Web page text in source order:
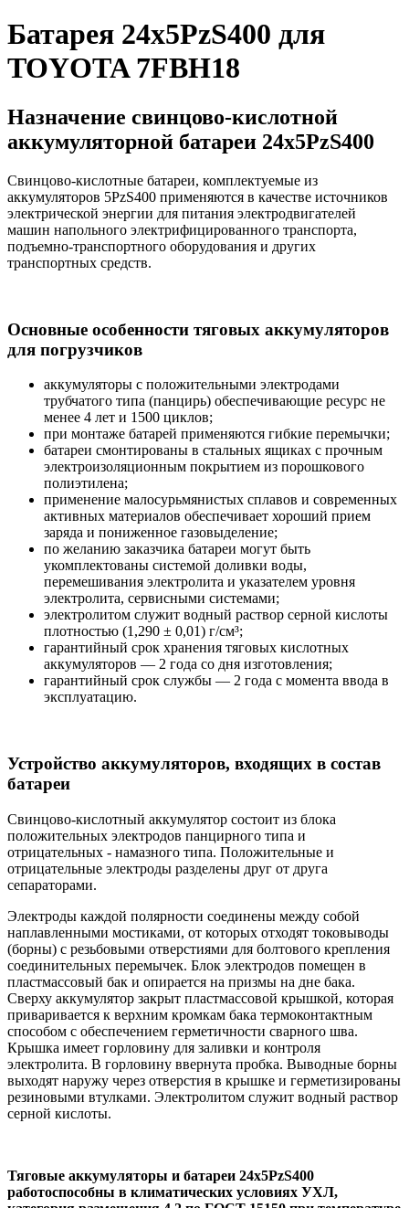
Батарея 24х5PzS400 для
TOYOTA 7FBH18
Назначение свинцово-кислотной
аккумуляторной батареи 24х5PzS400
Свинцово-кислотные батареи, комплектуемые из
аккумуляторов 5PzS400 применяются в качестве источников
электрической энергии для питания электродвигателей
машин напольного электрифицированного транспорта,
подъемно-транспортного оборудования и других
транспортных средств.
Основные особенности тяговых аккумуляторов
для погрузчиков
аккумуляторы с положительными электродами
трубчатого типа (панцирь) обеспечивающие ресурс не
менее 4 лет и 1500 циклов;
при монтаже батарей применяются гибкие перемычки;
батареи смонтированы в стальных ящиках с прочным
электроизоляционным покрытием из порошкового
полиэтилена;
применение малосурьмянистых сплавов и современных
активных материалов обеспечивает хороший прием
заряда и пониженное газовыделение;
по желанию заказчика батареи могут быть
укомплектованы системой доливки воды,
перемешивания электролита и указателем уровня
электролита, сервисными системами;
электролитом служит водный раствор серной кислоты
плотностью (1,290 ± 0,01) г/см³;
гарантийный срок хранения тяговых кислотных
аккумуляторов — 2 года со дня изготовления;
гарантийный срок службы — 2 года с момента ввода в
эксплуатацию.
Устройство аккумуляторов, входящих в состав
батареи
Свинцово-кислотный аккумулятор состоит из блока
положительных электродов панцирного типа и
отрицательных - намазного типа. Положительные и
отрицательные электроды разделены друг от друга
сепараторами.
Электроды каждой полярности соединены между собой
наплавленными мостиками, от которых отходят токовыводы
(борны) с резьбовыми отверстиями для болтового крепления
соединительных перемычек. Блок электродов помещен в
пластмассовый бак и опирается на призмы на дне бака.
Сверху аккумулятор закрыт пластмассовой крышкой, которая
приваривается к верхним кромкам бака термоконтактным
способом с обеспечением герметичности сварного шва.
Крышка имеет горловину для заливки и контроля
электролита. В горловину ввернута пробка. Выводные борны
выходят наружу через отверстия в крышке и герметизированы
резиновыми втулками. Электролитом служит водный раствор
серной кислоты.
Тяговые аккумуляторы и батареи 24х5PzS400
работоспособны в климатических условиях УХЛ,